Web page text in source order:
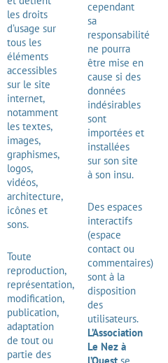
les droits
d’usage sur
tous les
éléments
accessibles
sur le site
internet,
notamment
les textes,
images,
graphismes,
logos,
vidéos,
architecture,
icônes et
sons.
Toute
reproduction,
représentation,
modification,
publication,
adaptation
de tout ou
partie des
cependant
sa
responsabilité
ne pourra
être mise en
cause si des
données
indésirables
sont
importées et
installées
sur son site
à son insu.
Des espaces
interactifs
(espace
contact ou
commentaires)
sont à la
disposition
des
utilisateurs.
L’Association
Le Nez à
l’Ouest se